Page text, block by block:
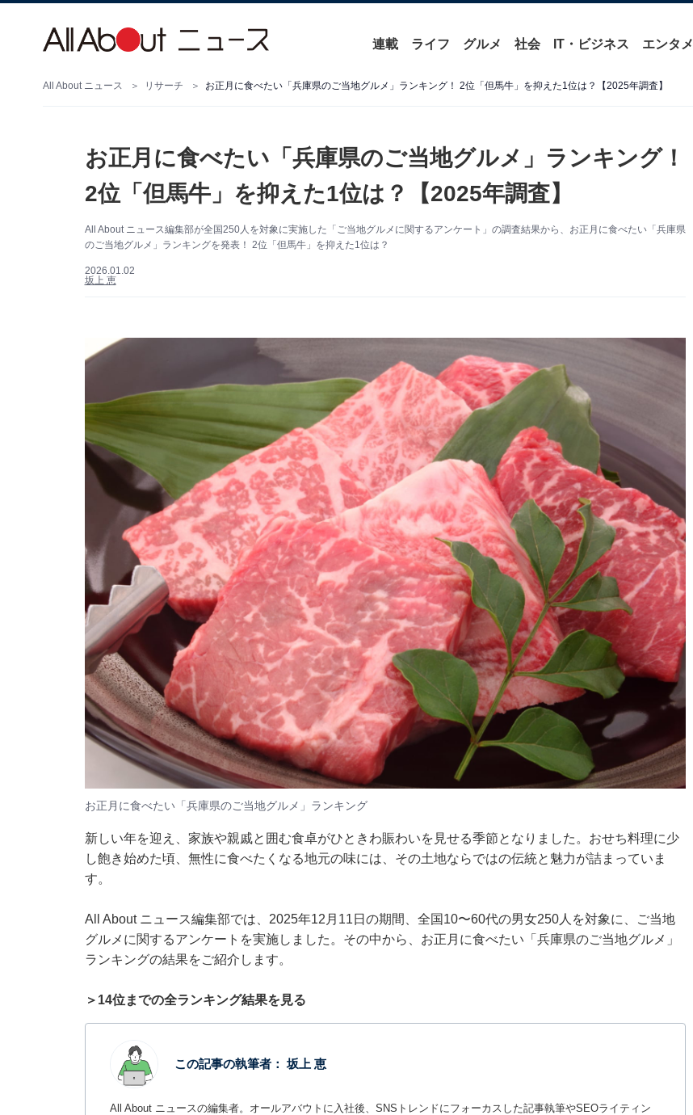
連載 ライフ グルメ 社会 IT・ビジネス エンタメ
All About ニュース リサーチ お正月に食べたい「兵庫県のご当地グルメ」ランキング！ 2位「但馬牛」を抑えた1位は？【2025年調査】
お正月に食べたい「兵庫県のご当地グルメ」ランキング！
2位「但馬牛」を抑えた1位は？【2025年調査】
All About ニュース編集部が全国250人を対象に実施した「ご当地グルメに関するアンケート」の調査結果から、お正月に食べたい「兵庫県
のご当地グルメ」ランキングを発表！ 2位「但馬牛」を抑えた1位は？
2026.01.02
坂上 恵
お正月に食べたい「兵庫県のご当地グルメ」ランキング
新しい年を迎え、家族や親戚と囲む食卓がひときわ賑わいを見せる季節となりました。おせち料理に少
し飽き始めた頃、無性に食べたくなる地元の味には、その土地ならではの伝統と魅力が詰まっていま
す。
All About ニュース編集部では、2025年12月11日の期間、全国10〜60代の男女250人を対象に、ご当地
グルメに関するアンケートを実施しました。その中から、お正月に食べたい「兵庫県のご当地グルメ」
ランキングの結果をご紹介します。
＞14位までの全ランキング結果を見る
この記事の執筆者： 坂上 恵
All About ニュースの編集者。オールアバウトに入社後、SNSトレンドにフォーカスした記事執筆やSEOライティン